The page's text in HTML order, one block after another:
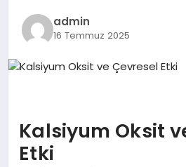
MAGAZIN
DÜNYA
EĞITIM
admin
16 Temmuz 2025
Kalsiyum Oksit
Etki